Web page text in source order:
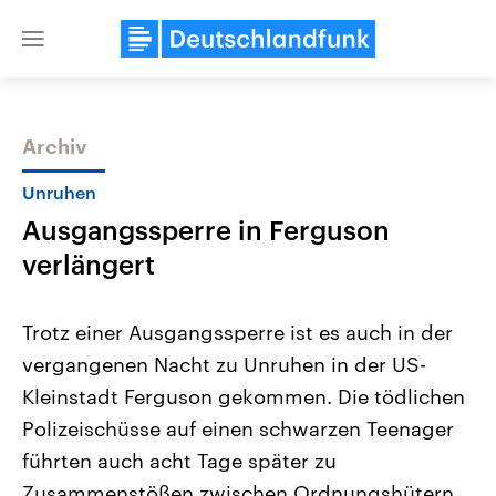
Close
Themen
Landtagswahl Sachsen-Anhalt
2026
Alle Informationen
Sachsen-Anhalt wählt am 6.
September 2026 einen neuen
Landtag. Seit 2021 wird das
Bundesland von einer Koalition aus
Aktuelle Beiträge,
Hintergründe
Wirtschaftlich und
gehören die Vereinigten
den mächtigsten Ländern
mit großem Einfluss auf
Archiv
Unruhen
Ausgangssperre in Ferguson
verlängert
Trotz einer Ausgangssperre ist es auch in der
vergangenen Nacht zu Unruhen in der US-
Kleinstadt Ferguson gekommen. Die tödlichen
Polizeischüsse auf einen schwarzen Teenager
führten auch acht Tage später zu